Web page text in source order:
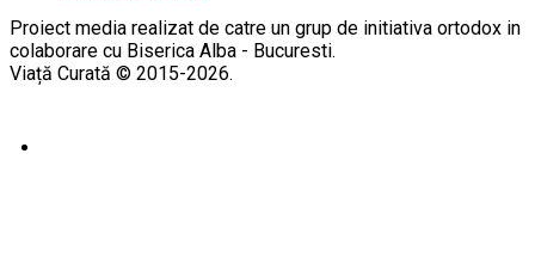
Proiect media realizat de catre un grup de initiativa ortodox in
colaborare cu Biserica Alba - Bucuresti.
Viață Curată © 2015-2026.